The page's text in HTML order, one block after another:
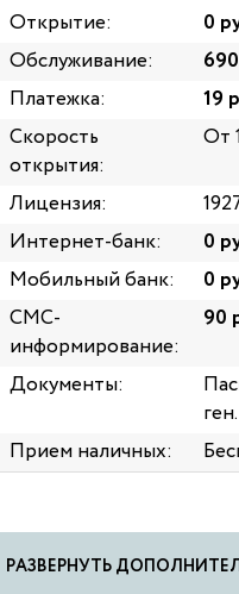
Открытие:
0
Обслуживание:
Платежка:
19
Скорость
открытия:
От
Лицензия:
Интернет-банк:
0
Мобильный банк:
0
СМС-
информирование:
90
Документы:
Прием наличных:
PАЗВЕРНУТЬ